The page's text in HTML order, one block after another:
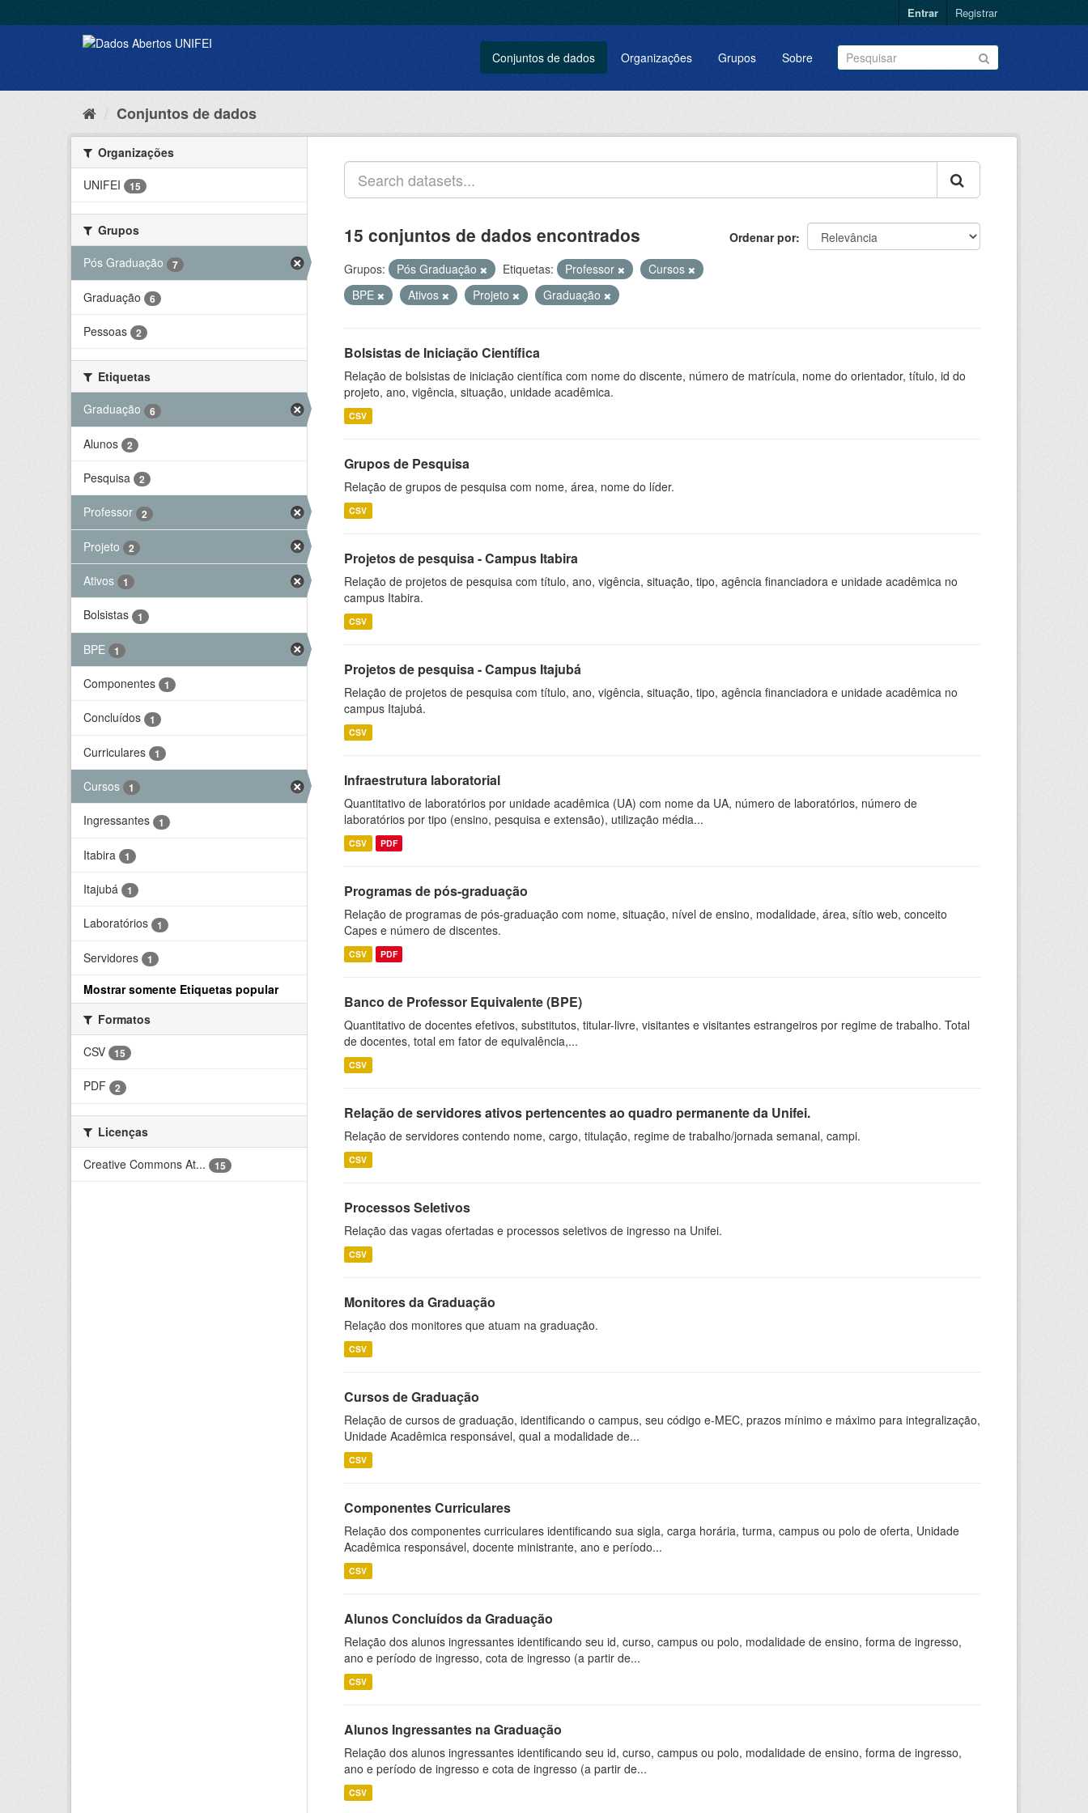
Entrar Registrar
Conjuntos de dados Organizações Grupos Sobre
Conjuntos de dados
Organizações
UNIFEI
15
Grupos
Pós Graduação
7
Graduação 6
Pessoas 2
Etiquetas
Graduação
6
Alunos 2
Pesquisa 2
Professor 2
Projeto 2
Ativos 1
Bolsistas 1
BPE 1
Componentes 1
Concluídos 1
Curriculares 1
Cursos 1
Ingressantes 1
Itabira 1
Itajubá 1
Laboratórios 1
Servidores 1
Mostrar somente Etiquetas popular
Formatos
CSV
15
PDF 2
Licenças
Creative Commons At...
15
Ordenar por
15 conjuntos de dados encontrados
Grupos: Pós Graduação Etiquetas: Professor
Cursos
BPE
Ativos Projeto Graduação
Bolsistas de Iniciação Científica
Relação de bolsistas de iniciação científica com nome do discente, número de matrícula, nome do orientador, título, id do
projeto, ano, vigência, situação, unidade acadêmica.
CSV
Grupos de Pesquisa
Relação de grupos de pesquisa com nome, área, nome do líder.
CSV
Projetos de pesquisa - Campus Itabira
Relação de projetos de pesquisa com título, ano, vigência, situação, tipo, agência financiadora e unidade acadêmica no
campus Itabira.
CSV
Projetos de pesquisa - Campus Itajubá
Relação de projetos de pesquisa com título, ano, vigência, situação, tipo, agência financiadora e unidade acadêmica no
campus Itajubá.
CSV
Infraestrutura laboratorial
Quantitativo de laboratórios por unidade acadêmica (UA) com nome da UA, número de laboratórios, número de
laboratórios por tipo (ensino, pesquisa e extensão), utilização média...
CSV PDF
Programas de pós-graduação
Relação de programas de pós-graduação com nome, situação, nível de ensino, modalidade, área, sítio web, conceito
Capes e número de discentes.
CSV PDF
Banco de Professor Equivalente (BPE)
Quantitativo de docentes efetivos, substitutos, titular-livre, visitantes e visitantes estrangeiros por regime de trabalho. Total
de docentes, total em fator de equivalência,...
CSV
Relação de servidores ativos pertencentes ao quadro permanente da Unifei.
Relação de servidores contendo nome, cargo, titulação, regime de trabalho/jornada semanal, campi.
CSV
Processos Seletivos
Relação das vagas ofertadas e processos seletivos de ingresso na Unifei.
CSV
Monitores da Graduação
Relação dos monitores que atuam na graduação.
CSV
Cursos de Graduação
Relação de cursos de graduação, identificando o campus, seu código e-MEC, prazos mínimo e máximo para integralização,
Unidade Acadêmica responsável, qual a modalidade de...
CSV
Componentes Curriculares
Relação dos componentes curriculares identificando sua sigla, carga horária, turma, campus ou polo de oferta, Unidade
Acadêmica responsável, docente ministrante, ano e período...
CSV
Alunos Concluídos da Graduação
Relação dos alunos ingressantes identificando seu id, curso, campus ou polo, modalidade de ensino, forma de ingresso,
ano e período de ingresso, cota de ingresso (a partir de...
CSV
Alunos Ingressantes na Graduação
Relação dos alunos ingressantes identificando seu id, curso, campus ou polo, modalidade de ensino, forma de ingresso,
ano e período de ingresso e cota de ingresso (a partir de...
CSV